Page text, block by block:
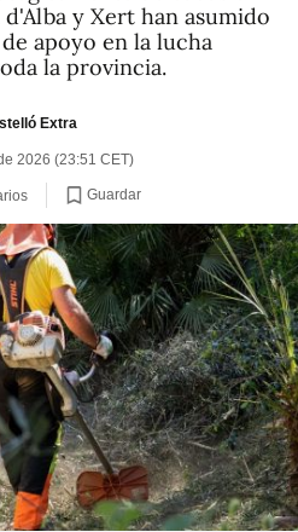
y Xert han asumido
apoyo en la lucha
la provincia.
Extra
2026 (23:51 CET)
Guardar